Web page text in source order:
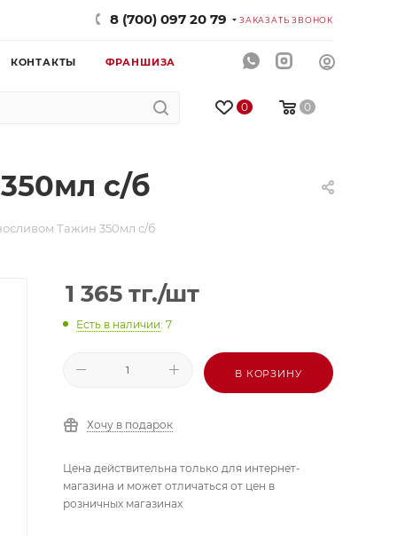
8 (700) 097 20 79 ЗАКАЗАТЬ ЗВОНОК
КОНТАКТЫ ФРАНШИЗА
0 0
с/б
Тажин 350мл с/б
1 365 тг./шт
Есть в наличии: 7
В КОРЗИНУ
Хочу в подарок
Цена действительна только для интернет-
магазина и может отличаться от цен в
розничных магазинах